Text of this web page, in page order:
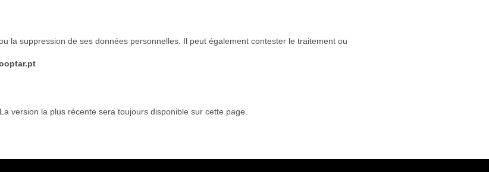
la suppression de ses données personnelles. Il peut également contester le traitement ou
version la plus récente sera toujours disponible sur cette page.